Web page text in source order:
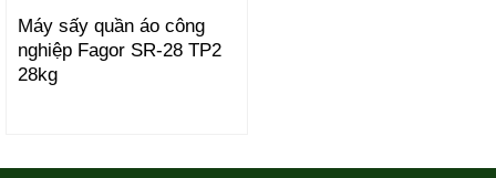
Máy sấy quần áo công
nghiệp Fagor SR-28 TP2
28kg